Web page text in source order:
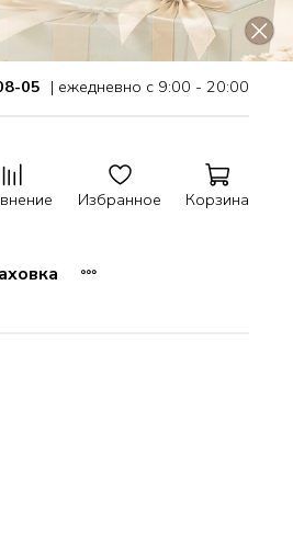
05 | ежедневно с 9:00 - 20:00
Избранное Корзина